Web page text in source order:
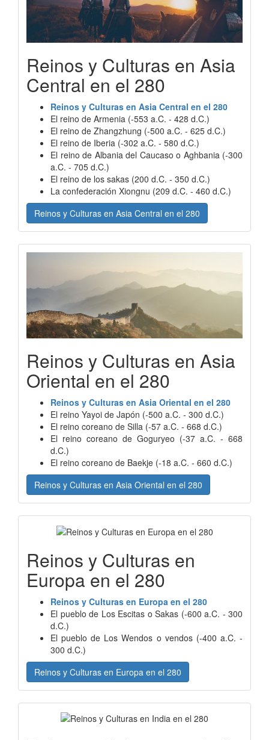
Reinos y Culturas en Asia
Central en el 280
Reinos y Culturas en Asia Central en el 280
El reino de Armenia (-553 a.C. - 428 d.C.)
El reino de Zhangzhung (-500 a.C. - 625 d.C.)
El reino de Iberia (-302 a.C. - 580 d.C.)
El reino de Albania del Caucaso o Aghbania (-300
a.C. - 705 d.C.)
El reino de los sakas (200 d.C. - 350 d.C.)
La confederación Xiongnu (209 d.C. - 460 d.C.)
Reinos y Culturas en Asia Central en el 280
Reinos y Culturas en Asia
Oriental en el 280
Reinos y Culturas en Asia Oriental en el 280
El reino Yayoi de Japón (-500 a.C. - 300 d.C.)
El reino coreano de Silla (-57 a.C. - 668 d.C.)
El reino coreano de Goguryeo (-37 a.C. - 668
d.C.)
El reino coreano de Baekje (-18 a.C. - 660 d.C.)
Reinos y Culturas en Asia Oriental en el 280
Reinos y Culturas en
Europa en el 280
Reinos y Culturas en Europa en el 280
El pueblo de Los Escitas o Sakas (-600 a.C. - 300
d.C.)
El pueblo de Los Wendos o vendos (-400 a.C. -
300 d.C.)
Reinos y Culturas en Europa en el 280